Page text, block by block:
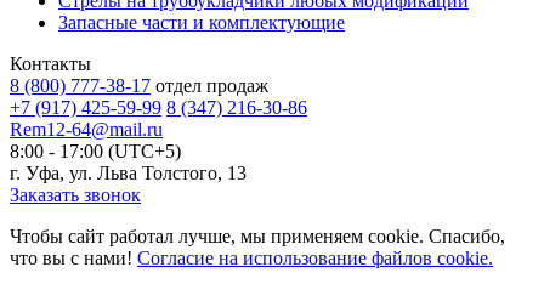
Запасные части и комплектующие
Контакты
8 (800) 777-38-17 отдел продаж
+7 (917) 425-59-99 8 (347) 216-30-86
Rem12-64@mail.ru
8:00 - 17:00 (UTC+5)
г. Уфа, ул. Льва Толстого, 13
Заказать звонок
Чтобы сайт работал лучше, мы применяем cookie. Спасибо,
что вы с нами! Согласие на использование файлов cookie.